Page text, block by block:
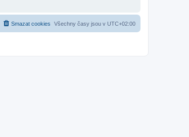
Všechny časy jsou v UTC+02:00
Smazat cookies